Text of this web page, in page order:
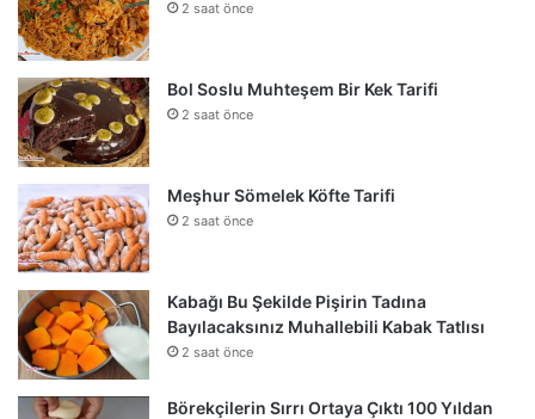
2 saat önce
Bol Soslu Muhteşem Bir Kek Tarifi
2 saat önce
Meşhur Sömelek Köfte Tarifi
2 saat önce
Kabağı Bu Şekilde Pişirin Tadına
Bayılacaksınız Muhallebili Kabak Tatlısı
2 saat önce
Börekçilerin Sırrı Ortaya Çıktı 100 Yıldan